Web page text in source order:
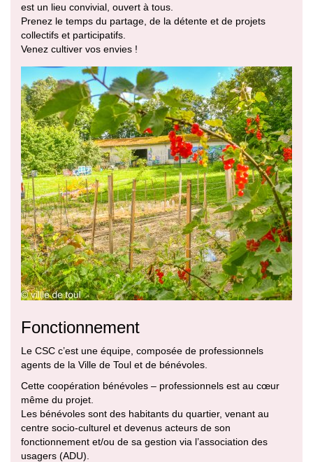
est un lieu convivial, ouvert à tous.
Prenez le temps du partage, de la détente et de projets
collectifs et participatifs.
Venez cultiver vos envies !
Fonctionnement
Le CSC c’est une équipe, composée de professionnels
agents de la Ville de Toul et de bénévoles.
Cette coopération bénévoles – professionnels est au cœur
même du projet.
Les bénévoles sont des habitants du quartier, venant au
centre socio-culturel et devenus acteurs de son
fonctionnement et/ou de sa gestion via l’association des
usagers (ADU).